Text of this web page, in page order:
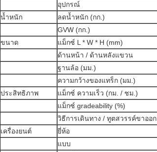
อุปกรณ์
น้ำหนัก
ลดน้ำหนัก (กก.)
GVW (กก.)
ขนาด
แม็กซ์ L * W * H (mm)
ด้านหน้า / ด้านหลังแขวน
ฐานล้อ (มม.)
ความกว้างของแทร็ก (มม.)
ประสิทธิภาพ
แม็กซ์ ความเร็ว (กม. / ชม.)
แม็กซ์ gradeability (%)
วิธีการเดินทาง / ทูตสวรรค์ขาออก
เครื่องยนต์
ยี่ห้อ
แบบ